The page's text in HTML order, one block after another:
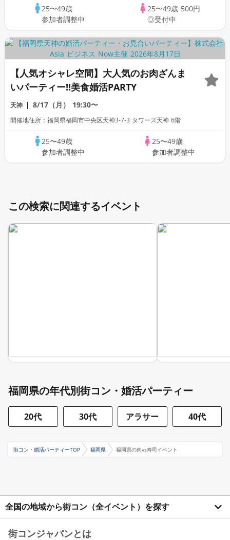
25〜49歳
参加者調整中
25〜49歳 500円
◎受付中
【人気オシャレ空間】大人気のお肉ざんま
いパーティー!!美食婚活PARTY
天神 8/17（月） 19:30〜
開催地住所：福岡県福岡市中央区天神3-7-3 タワーズ天神 6階
25〜49歳
参加者調整中
25〜49歳
参加者調整中
この検索に関連するイベント
福岡県の年代別街コン・婚活パーティー
20代 30代 アラサー 40代
街コン・婚活パーティーTOP 福岡県 福岡県の肉vs寿司イベント
全国の地域から街コン（全イベント）を探す
街コンジャパンとは